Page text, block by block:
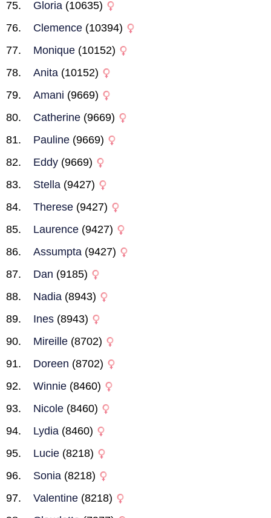
Gloria (10635)
Clemence (10394)
Monique (10152)
Anita (10152)
Amani (9669)
Catherine (9669)
Pauline (9669)
Eddy (9669)
Stella (9427)
Therese (9427)
Laurence (9427)
Assumpta (9427)
Dan (9185)
Nadia (8943)
Ines (8943)
Mireille (8702)
Doreen (8702)
Winnie (8460)
Nicole (8460)
Lydia (8460)
Lucie (8218)
Sonia (8218)
Valentine (8218)